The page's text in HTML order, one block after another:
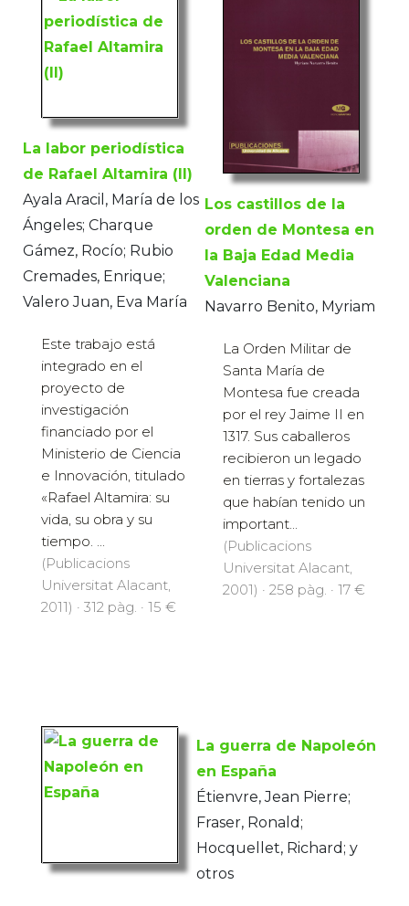
La labor periodística
de Rafael Altamira (II)
Ayala Aracil, María de los
Ángeles; Charque
Gámez, Rocío; Rubio
Cremades, Enrique;
Valero Juan, Eva María
Este trabajo está
integrado en el
proyecto de
investigación
financiado por el
Ministerio de Ciencia
e Innovación, titulado
«Rafael Altamira: su
vida, su obra y su
tiempo. ...
(Publicacions
Universitat Alacant,
2011) · 312 pàg. · 15 €
Los castillos de la
orden de Montesa en
la Baja Edad Media
Valenciana
Navarro Benito, Myriam
La Orden Militar de
Santa María de
Montesa fue creada
por el rey Jaime II en
1317. Sus caballeros
recibieron un legado
en tierras y fortalezas
que habían tenido un
important...
(Publicacions
Universitat Alacant,
2001) · 258 pàg. · 17 €
La guerra de Napoleón
en España
Étienvre, Jean Pierre;
Fraser, Ronald;
Hocquellet, Richard; y
otros